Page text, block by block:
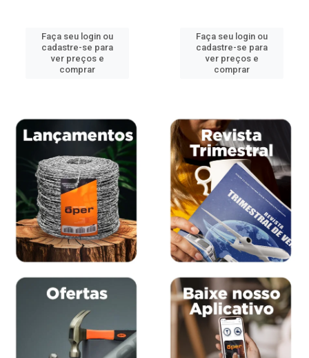
Faça seu login ou
cadastre-se para
ver preços e
comprar
Faça seu login ou
cadastre-se para
ver preços e
comprar